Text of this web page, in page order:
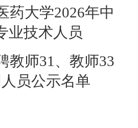
药大学2026年中
业技术人员
教师31、教师33
员公示名单